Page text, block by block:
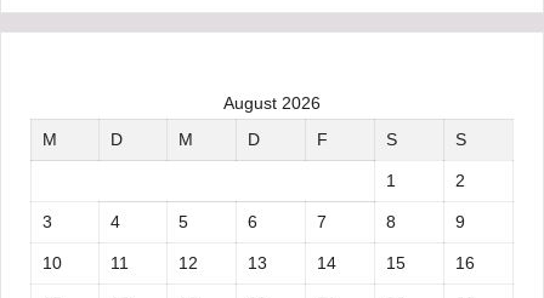
August 2026
M
D M D F S S
1 2
3 4 5 6 7 8 9
10 11 12 13 14 15 16